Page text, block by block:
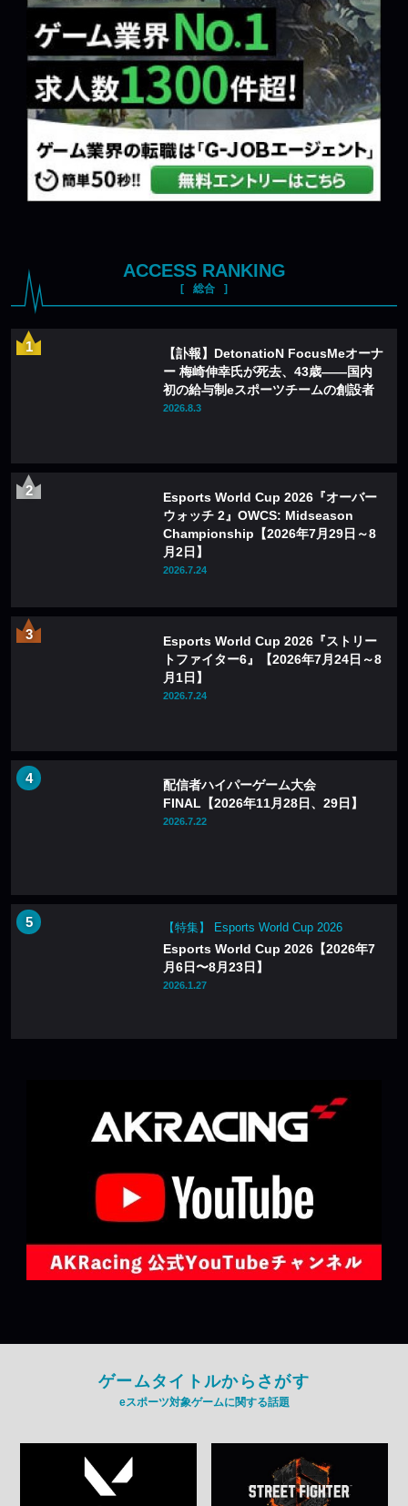
ACCESS RANKING
総合
【訃報】DetonatioN FocusMeオーナ
ー 梅崎伸幸氏が死去、43歳——国内
初の給与制eスポーツチームの創設者
2026.8.3
Esports World Cup 2026『オーバー
ウォッチ 2』OWCS: Midseason
Championship【2026年7月29日～8
月2日】
2026.7.24
Esports World Cup 2026『ストリー
トファイター6』【2026年7月24日～8
月1日】
2026.7.24
配信者ハイパーゲーム大会
FINAL【2026年11月28日、29日】
2026.7.22
【特集】 Esports World Cup 2026
Esports World Cup 2026【2026年7
月6日〜8月23日】
2026.1.27
ゲームタイトルからさがす
eスポーツ対象ゲームに関する話題